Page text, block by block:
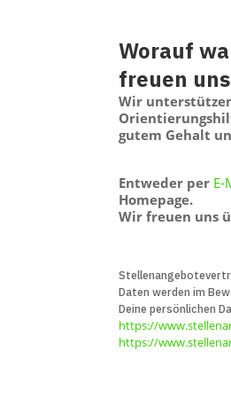
Worauf
freuen
Wir
gutem Gehalt
Entweder per E-
Homepage.
Wir freuen uns
Daten werden im
Deine persön­lichen
https://
https://